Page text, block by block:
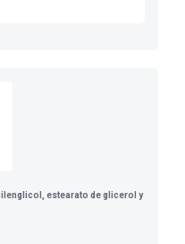
estearato de glicerol y